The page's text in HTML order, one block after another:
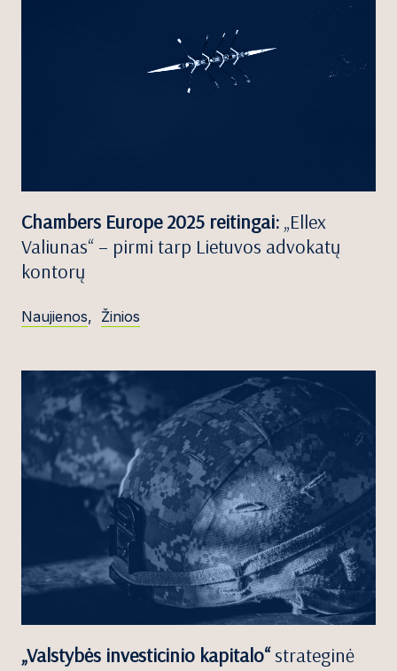
Chambers Europe 2025 reitingai: „Ellex
Valiunas“ – pirmi tarp Lietuvos advokatų
kontorų
Naujienos, Žinios
„Valstybės investicinio kapitalo“strateginė